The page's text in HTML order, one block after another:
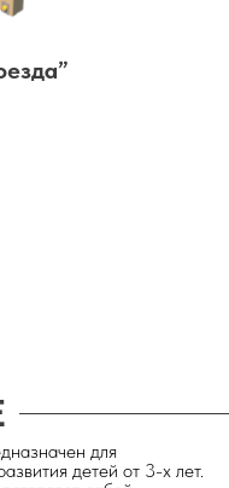
для
детей от 3-х лет.